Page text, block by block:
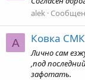
alek
A Ковка
Лично сам
,под
зафотать.